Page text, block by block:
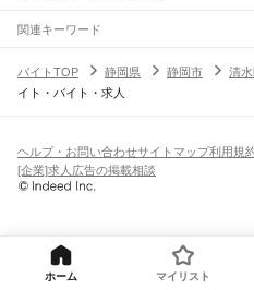
市区町村を追加・変更
静岡県すべて
静岡市 すべて
中央区浜名区天竜区
沼津市熱海市
駅を追加・変更
JR身延線
富士駅柚木駅竪堀駅入山瀬駅
芝川駅 稲子駅
水窪駅大嵐駅
JR東海道本線(熱海～浜松)
職種を追加・変更
飲食・フードサービスすべて
ホールスタッフキッチンスタッフ
パン屋（ベーカリー）
飲食店
営業 テレフォンアポインター（テレアポ
フードカウンター販売員アパレル
家電
人気
日払いOK高校生歓迎
単発・1日OK
期間限定（春夏冬
シフト
土日祝のみOK
平日のみOK 週1日からOK
雇用形態を追加・変更
契約社員
派遣社員
業務委託
関連キーワード
バイトTOP
静岡県 静岡市 清
イト・バイト・求人
ヘルプ・お問い合わせサイトマップ利用規
[企業]求人広告の掲載相談
ホーム マイリスト